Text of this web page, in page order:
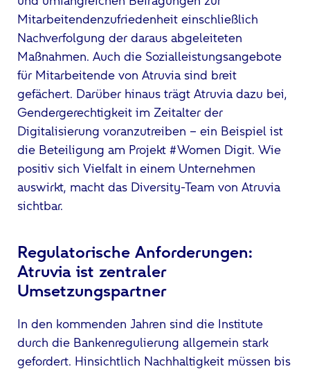
Mitarbeitendenzufriedenheit einschließlich
Nachverfolgung der daraus abgeleiteten
Maßnahmen. Auch die Sozialleistungsangebote
für Mitarbeitende von Atruvia sind breit
gefächert. Darüber hinaus trägt Atruvia dazu bei,
Gendergerechtigkeit im Zeitalter der
Digitalisierung voranzutreiben – ein Beispiel ist
die Beteiligung am Projekt #Women Digit. Wie
positiv sich Vielfalt in einem Unternehmen
auswirkt, macht das Diversity-Team von Atruvia
sichtbar.
Regulatorische Anforderungen:
Atruvia ist zentraler
Umsetzungspartner
In den kommenden Jahren sind die Institute
durch die Bankenregulierung allgemein stark
gefordert. Hinsichtlich Nachhaltigkeit müssen bis